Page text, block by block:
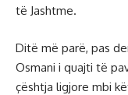
të Jashtme.
Ditë më parë, pas
Osmani i quajti të
çështja ligjore mbi